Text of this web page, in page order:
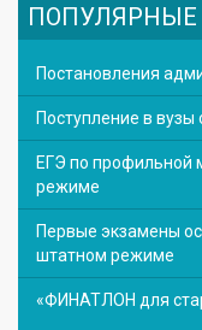
Постановления
Поступление в вузы
ЕГЭ по профильной
режиме
Первые экзамены
штатном режиме
«ФИНАТЛОН для